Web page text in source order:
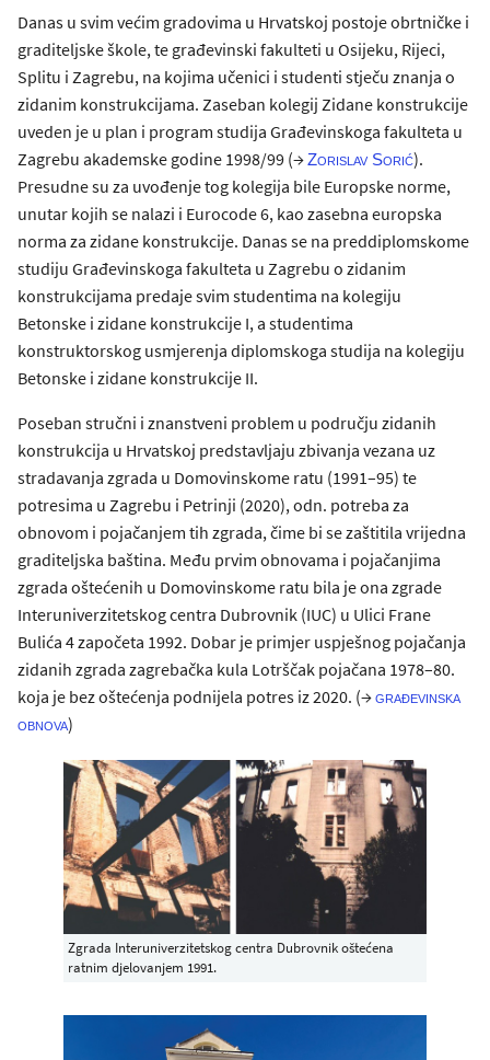
Danas u svim većim gradovima u Hrvatskoj postoje obrtničke i
graditeljske škole, te građevinski fakulteti u Osijeku, Rijeci,
Splitu i Zagrebu, na kojima učenici i studenti stječu znanja o
zidanim konstrukcijama. Zaseban kolegij Zidane konstrukcije
uveden je u plan i program studija Građevinskoga fakulteta u
Zagrebu akademske godine 1998/99 (→Zorislav Sorić).
Presudne su za uvođenje tog kolegija bile Europske norme,
unutar kojih se nalazi i Eurocode 6, kao zasebna europska
norma za zidane konstrukcije. Danas se na preddiplomskome
studiju Građevinskoga fakulteta u Zagrebu o zidanim
konstrukcijama predaje svim studentima na kolegiju
Betonske i zidane konstrukcije I, a studentima
konstruktorskog usmjerenja diplomskoga studija na kolegiju
Betonske i zidane konstrukcije II.
Poseban stručni i znanstveni problem u području zidanih
konstrukcija u Hrvatskoj predstavljaju zbivanja vezana uz
stradavanja zgrada u Domovinskome ratu (1991–95) te
potresima u Zagrebu i Petrinji (2020), odn. potreba za
obnovom i pojačanjem tih zgrada, čime bi se zaštitila vrijedna
graditeljska baština. Među prvim obnovama i pojačanjima
zgrada oštećenih u Domovinskome ratu bila je ona zgrade
Interuniverzitetskog centra Dubrovnik (IUC) u Ulici Frane
Bulića 4 započeta 1992. Dobar je primjer uspješnog pojačanja
zidanih zgrada zagrebačka kula Lotrščak pojačana 1978–80.
koja je bez oštećenja podnijela potres iz 2020. (→građevinska
obnova)
Zgrada Interuniverzitetskog centra Dubrovnik oštećena
ratnim djelovanjem 1991.